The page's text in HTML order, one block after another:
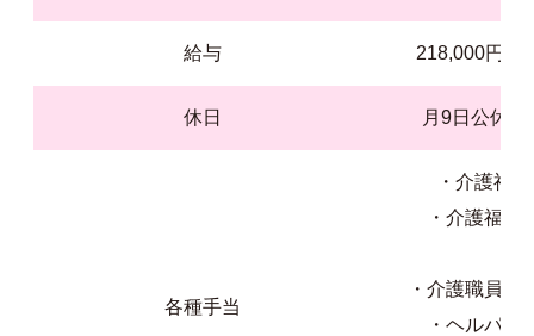
給与 218,000円～
休日 月9日公休
各種手当
・介護福
・介護福
・介護職員
・ヘルパ